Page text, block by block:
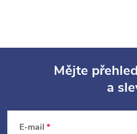
Mějte
a
E-mail